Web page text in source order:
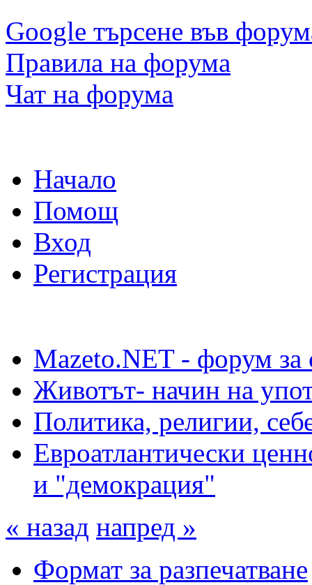
Google търсене във
Правила на форума
Чат на форума
Начало
Помощ
Вход
Регистрация
Mazeto.NET - форум за
Животът- начин на
Политика, религии,
Евроатлантически
и "демокрация"
« назад напред »
Формат за разпечатване